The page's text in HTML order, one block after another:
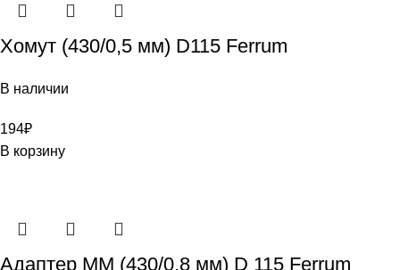
Хомут (430/0,5 мм) D115 Ferrum
В наличии
194₽
В корзину
Адаптер ММ (430/0,8 мм) D 115 Ferrum